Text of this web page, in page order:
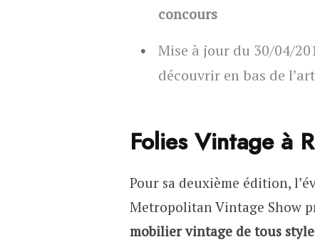
concours
Mise à jour du 30/04/
découvrir en bas de
Folies Vintage à
Pour sa deuxième édition,
Metropolitan Vintage Show
mobilier vintage de tous